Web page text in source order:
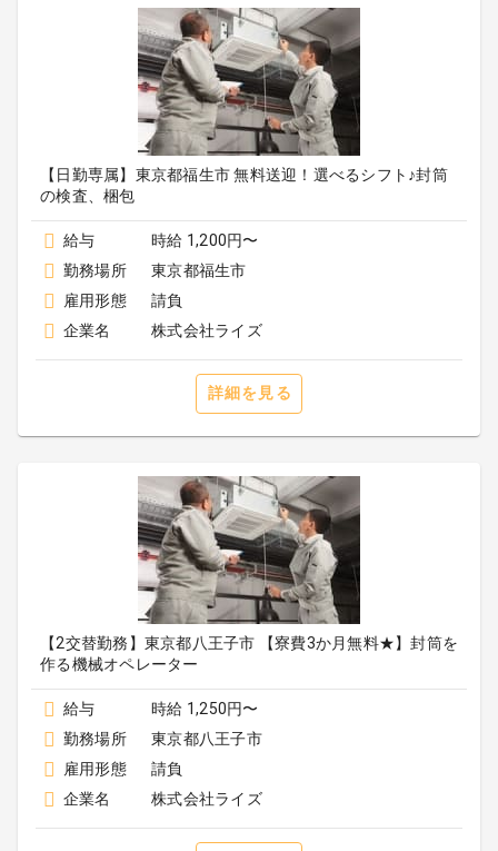
【日勤専属】東京都福生市 無料送迎！選べるシフト♪封筒
の検査、梱包
給与
時給 1,200円〜
勤務場所
東京都福生市
雇用形態
請負
企業名
株式会社ライズ
詳細を見る
【2交替勤務】東京都八王子市 【寮費3か月無料★】封筒を
作る機械オペレーター
給与
時給 1,250円〜
勤務場所
東京都八王子市
雇用形態
請負
企業名
株式会社ライズ